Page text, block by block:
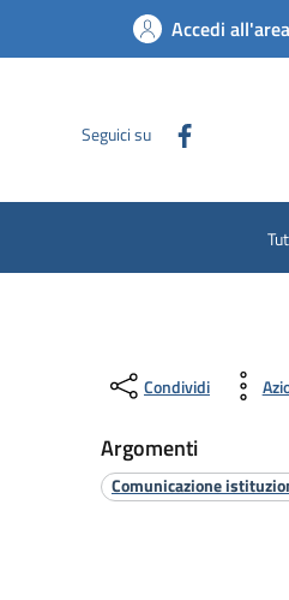
Accedi
Seguici su
Condividi
Argomenti
Comunicazione